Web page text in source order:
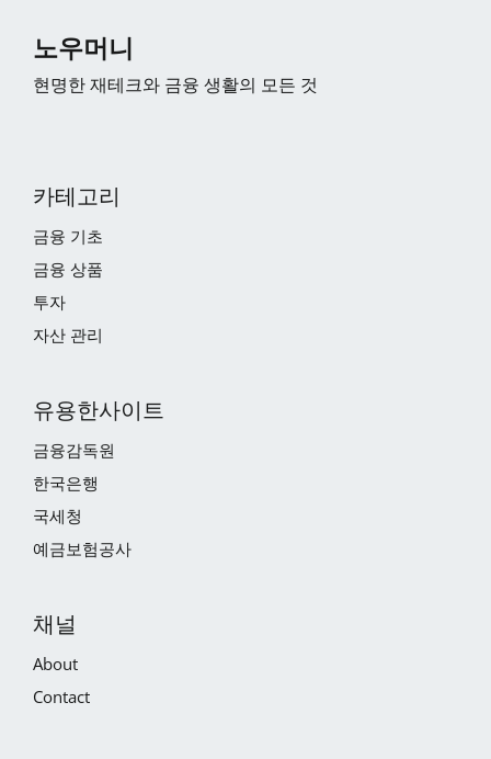
노우머니
현명한 재테크와 금융 생활의 모든 것
카테고리
금융 기초
금융 상품
투자
자산 관리
유용한사이트
금융감독원
한국은행
국세청
예금보험공사
채널
About
Contact